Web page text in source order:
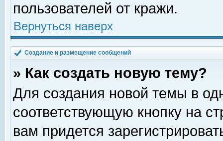
пользователей от кражи.
Вернуться наверх
Создание и размещение сообщений
» Как создать новую тему?
Для создания новой темы в
соответствующую кнопку на
вам придется